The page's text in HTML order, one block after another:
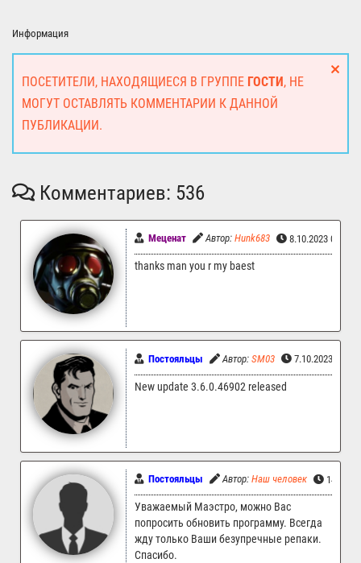
Информация
ПОСЕТИТЕЛИ, НАХОДЯЩИЕСЯ В ГРУППЕ ГОСТИ, НЕ
МОГУТ ОСТАВЛЯТЬ КОММЕНТАРИИ К ДАННОЙ
ПУБЛИКАЦИИ.
Комментариев: 536
Меценат Автор: Hunk683 8.10.2023 06:05
thanks man you r my baest
Постояльцы Автор: SM03 7.10.2023 16:43
New update 3.6.0.46902 released
Постояльцы Автор: Наш человек
Уважаемый Маэстро, можно Вас
попросить обновить программу. Всегда
жду только Ваши безупречные репаки.
Спасибо.